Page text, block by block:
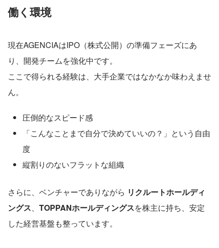
働く環境
現在AGENCIAはIPO（株式公開）の準備フェーズにあ
り、開発チームを強化中です。
ここで得られる経験は、大手企業ではなかなか味わえませ
ん。
圧倒的なスピード感
「こんなことまで自分で決めていいの？」という自由
度
縦割りのないフラットな組織
さらに、ベンチャーでありながら リクルートホールディ
ングス、 TOPPANホールディングスを株主に持ち、安定
した経営基盤も整っています。